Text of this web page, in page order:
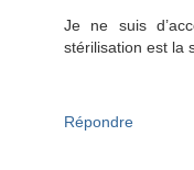
Je ne suis
stérilisation est la
Répondre